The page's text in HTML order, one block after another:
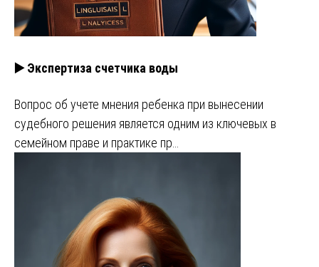
▶️ Экспертиза счетчика воды
Вопрос об учете мнения ребенка при вынесении
судебного решения является одним из ключевых в
семейном праве и практике пр…